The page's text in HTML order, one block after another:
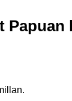
Papuan